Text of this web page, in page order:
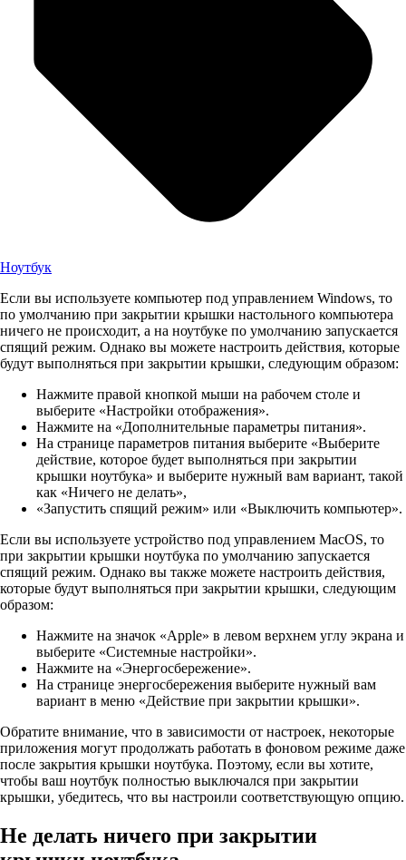
Ноутбук
Если вы используете компьютер под управлением Windows, то
по умолчанию при закрытии крышки настольного компьютера
ничего не происходит, а на ноутбуке по умолчанию запускается
спящий режим. Однако вы можете настроить действия, которые
будут выполняться при закрытии крышки, следующим образом:
Нажмите правой кнопкой мыши на рабочем столе и
выберите «Настройки отображения».
Нажмите на «Дополнительные параметры питания».
На странице параметров питания выберите «Выберите
действие, которое будет выполняться при закрытии
крышки ноутбука» и выберите нужный вам вариант, такой
как «Ничего не делать»,
«Запустить спящий режим» или «Выключить компьютер».
Если вы используете устройство под управлением MacOS, то
при закрытии крышки ноутбука по умолчанию запускается
спящий режим. Однако вы также можете настроить действия,
которые будут выполняться при закрытии крышки, следующим
образом:
Нажмите на значок «Apple» в левом верхнем углу экрана и
выберите «Системные настройки».
Нажмите на «Энергосбережение».
На странице энергосбережения выберите нужный вам
вариант в меню «Действие при закрытии крышки».
Обратите внимание, что в зависимости от настроек, некоторые
приложения могут продолжать работать в фоновом режиме даже
после закрытия крышки ноутбука. Поэтому, если вы хотите,
чтобы ваш ноутбук полностью выключался при закрытии
крышки, убедитесь, что вы настроили соответствующую опцию.
Не делать ничего при закрытии